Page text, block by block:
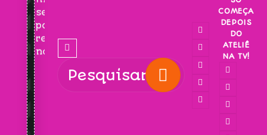
se
para
receber
novidades!
COMEÇA
DEPOIS
DO
ATELIÊ
NA TV!